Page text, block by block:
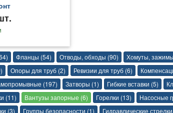
Фланцы (54) Отводы, обходы (90) Хомуты,
Опоры для труб (2) Ревизии для труб (6)
(197) Затворы (1) Гибкие вставки (5)
(11) Вантузы запорные (6) Горелки (13) Насосные
(3)
Группы безопасности (1) Гидравлические